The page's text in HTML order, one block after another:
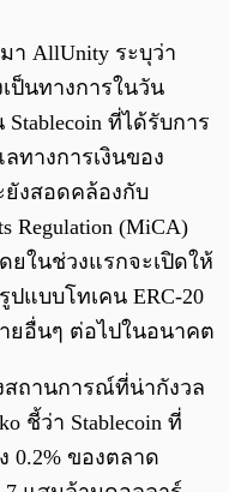
า AllUnity ระบุว่า
ป็นทางการในวัน
ที่ได้รับการ
ทางการเงินของ
ยังสอดคล้องกับ
Regulation (MiCA)
ในช่วงแรกจะเปิดให้
ปแบบโทเคน ERC-20
ยอื่นๆ ต่อไปในอนาคต
สถานการณ์ที่น่ากังวล
ชี้ว่า Stablecoin ที่
0.2% ของตลาด